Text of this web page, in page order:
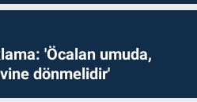
'Öcalan umuda,
dönmelidir'